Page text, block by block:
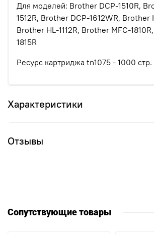
Для моделей: Brother DCP-1510R,
1512R, Brother DCP-1612WR, Brother
Brother HL-1112R, Brother MFC-
1815R
Ресурс картриджа tn1075 - 1000 стр.
Характеристики
Отзывы
Сопутствующие товары